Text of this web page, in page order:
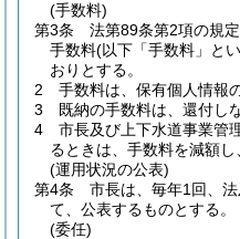
(手数料)
第3条
法第89条第2項の規
手数料(以下「手数料」と
おりとする。
2
手数料は、保有個人情報
3
既納の手数料は、還付し
4
市長及び上下水道事業管
るときは、手数料を減額し
(運用状況の公表)
第4条
市長は、毎年1回、
て、公表するものとする。
(委任)